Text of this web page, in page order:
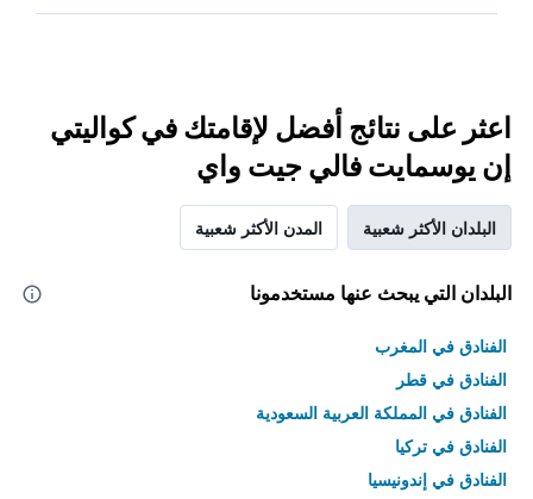
اعثر على نتائج أفضل لإقامتك في كواليتي
إن يوسمايت فالي جيت واي
البلدان الأكثر شعبية المدن الأكثر شعبية
البلدان التي يبحث عنها مستخدمونا
الفنادق في المغرب
الفنادق في قطر
الفنادق في المملكة العربية السعودية
الفنادق في تركيا
الفنادق في إندونيسيا